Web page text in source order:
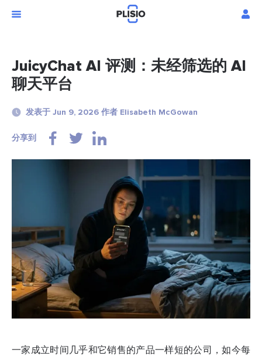
JuicyChat AI 评测：未经筛选的 AI
聊天平台
发表于 Jun 9, 2026 作者 Elisabeth McGowan
分享到
一家成立时间几乎和它销售的产品一样短的公司，如今每